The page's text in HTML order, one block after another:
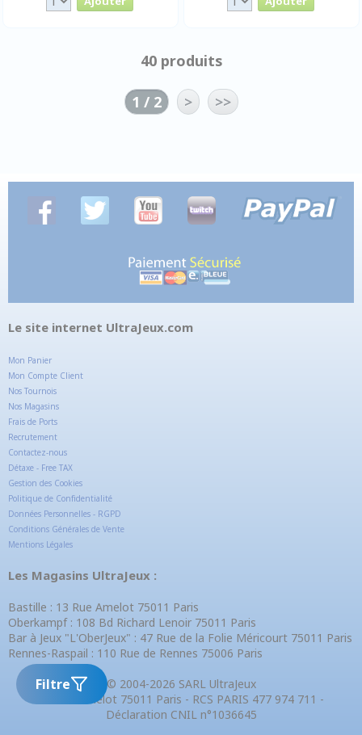
Filtre
40 produits
1 / 2 > >>
Le site internet UltraJeux.com
Mon Panier
Mon Compte Client
Nos Tournois
Nos Magasins
Frais de Ports
Recrutement
Contactez-nous
Détaxe - Free TAX
Gestion des Cookies
Politique de Confidentialité
Données Personnelles - RGPD
Conditions Générales de Vente
Mentions Légales
Les Magasins UltraJeux :
Bastille : 13 Rue Amelot 75011 Paris
Oberkampf : 108 Bd Richard Lenoir 75011 Paris
Bar à Jeux "L'OberJeux" : 47 Rue de la Folie Méricourt 75011 Paris
Rennes-Raspail : 110 Rue de Rennes 75006 Paris
© 2004-2026 SARL UltraJeux
13 Rue Amelot 75011 Paris - RCS PARIS 477 974 711 -
Déclaration CNIL n°1036645